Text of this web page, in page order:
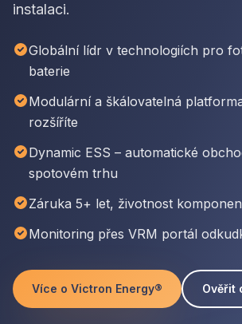
instalaci.
Globální lídr v technologiích pro
baterie
Modulární a škálovatelná
rozšíříte
Dynamic ESS – automatické
spotovém trhu
Záruka 5+ let, životnost
Monitoring přes VRM portál
Více o Victron Energy® Ověřit